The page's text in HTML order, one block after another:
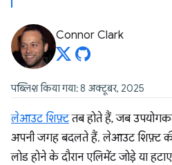
Connor Clark
पब्लिश किया गया: 8 अक्टूबर, 2025
लेआउट शिफ़्टतब होते हैं, जब
अपनी जगह बदलते हैं. लेआउट शिफ़्ट
लोड होने के दौरान एलिमेंट जोड़े या